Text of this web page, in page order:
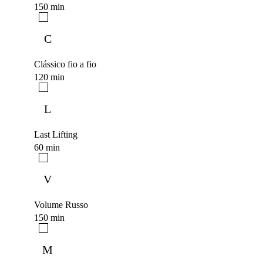
150 min
C
Clássico fio a fio
120 min
L
Last Lifting
60 min
V
Volume Russo
150 min
M